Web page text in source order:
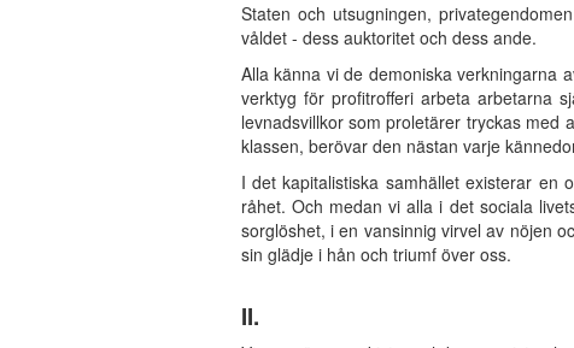
Staten och utsugningen,
våldet - dess auktoritet och dess ande.
Alla känna vi de demoniska verkningarna
verktyg för profitrofferi arbeta arbetarna
levnadsvillkor som proletärer tryckas
klassen, berövar den nästan varje
I det kapitalistiska samhället existerar en
råhet. Och medan vi alla i det sociala
sorglöshet, i en vansinnig virvel av nöjen
sin glädje i hån och triumf över oss.
II.